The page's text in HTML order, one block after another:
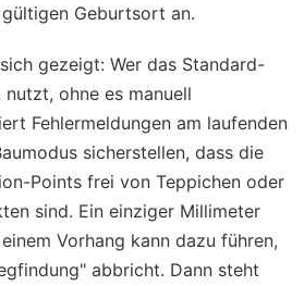
Geburtsort an.
gezeigt: Wer das Standard-
nutzt, ohne es manuell
Fehlermeldungen am laufenden
sicherstellen, dass die
Points frei von Teppichen oder
sind. Ein einziger Millimeter
Vorhang kann dazu führen,
abbricht. Dann steht